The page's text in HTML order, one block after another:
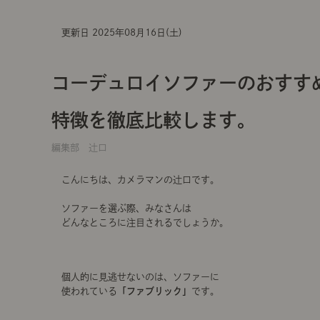
更新日 2025年08月16日(土)
コーデュロイソファーのおすす
特徴を徹底比較します。
編集部 辻口
こんにちは、カメラマンの辻口です。
ソファーを選ぶ際、みなさんは
どんなところに注目されるでしょうか。
個人的に見逃せないのは、ソファーに
使われている
「ファブリック」 です。